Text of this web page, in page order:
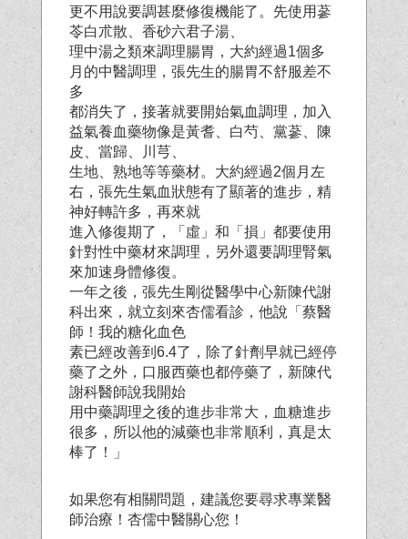
更不用說要調甚麼修復機能了。先使用蔘
苓白朮散、香砂六君子湯、
理中湯之類來調理腸胃，大約經過1個多
月的中醫調理，張先生的腸胃不舒服差不
多
都消失了，接著就要開始氣血調理，加入
益氣養血藥物像是黃耆、白芍、黨蔘、陳
皮、當歸、川芎、
生地、熟地等等藥材。大約經過2個月左
右，張先生氣血狀態有了顯著的進步，精
神好轉許多，再來就
進入修復期了，「虛」和「損」都要使用
針對性中藥材來調理，另外還要調理腎氣
來加速身體修復。
一年之後，張先生剛從醫學中心新陳代謝
科出來，就立刻來杏儒看診，他說「蔡醫
師！我的糖化血色
素已經改善到6.4了，除了針劑早就已經停
藥了之外，口服西藥也都停藥了，新陳代
謝科醫師說我開始
用中藥調理之後的進步非常大，血糖進步
很多，所以他的減藥也非常順利，真是太
棒了！」
如果您有相關問題，建議您要尋求專業醫
師治療！杏儒中醫關心您！